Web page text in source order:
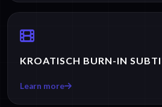
KROATISCH BURN-IN
Learn more